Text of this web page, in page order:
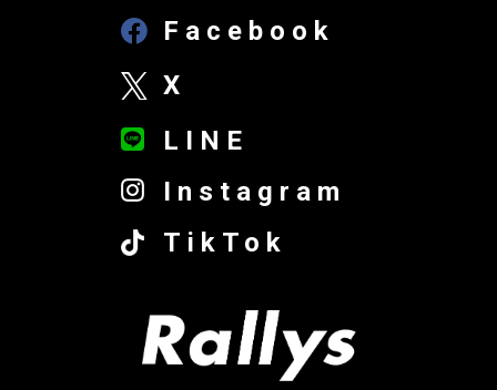
Facebook
X
LINE
Instagram
TikTok